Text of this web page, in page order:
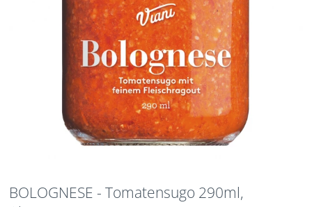
BOLOGNESE - Tomatensugo 290ml,